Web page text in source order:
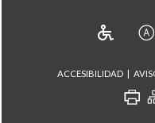
ACCESIBILIDAD